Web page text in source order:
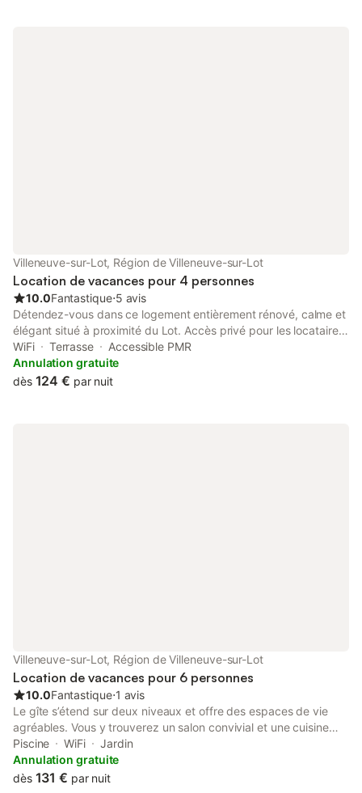
Villeneuve-sur-Lot, Région de Villeneuve-sur-Lot
Location de vacances pour 4 personnes
10.0Fantastique⋅5 avis
Détendez-vous dans ce logement entièrement rénové, calme et
élégant situé à proximité du Lot. Accès privé pour les locataires
sur terrain au bord du Lot avec ponton situé à 250m du gite.
Situé à la campagne tout en étant à proximité de tous
commerces et à 10 minutes du centre de Villeneuve sur Lot.
WiFi Terrasse
Accessible PMR
Annulation gratuite
dès 124 € par nuit
Villeneuve-sur-Lot, Région de Villeneuve-sur-Lot
Location de vacances pour 6 personnes
10.0Fantastique⋅1 avis
Le gîte s’étend sur deux niveaux et offre des espaces de vie
agréables. Vous y trouverez un salon convivial et une cuisine
entièrement équipée. Plusieurs couchages sont disponibles,
dont une chambre parentale et une chambre avec deux lits
simples. Une salle de bain et des WC séparés complètent
Piscine WiFi
Jardin
Annulation gratuite
dès 131 € par nuit